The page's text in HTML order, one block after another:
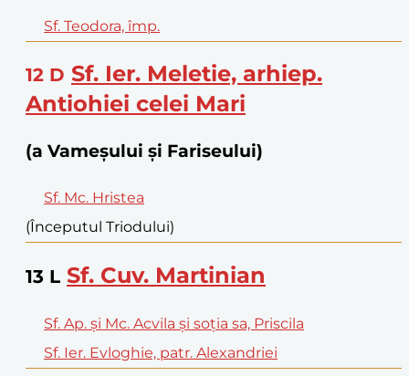
Sf. Teodora, împ.
12 D Sf. Ier. Meletie, arhiep.
Antiohiei celei Mari
(a Vameșului și Fariseului)
Sf. Mc. Hristea
(Începutul Triodului)
13 L Sf. Cuv. Martinian
Sf. Ap. și Mc. Acvila și soția sa, Priscila
Sf. Ier. Evloghie, patr. Alexandriei